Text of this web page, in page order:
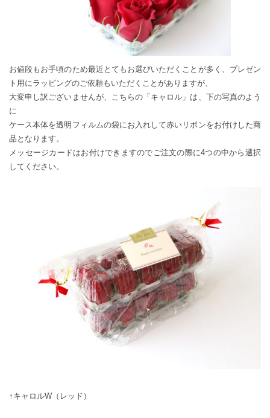
お値段もお手頃のため最近とてもお選びいただくことが多く、プレゼン
ト用にラッピングのご依頼もいただくことがありますが、
大変申し訳ございませんが、こちらの「キャロル」は、下の写真のよう
に
ケース本体を透明フィルムの袋にお入れして赤いリボンをお付けした商
品となります。
メッセージカードはお付けできますのでご注文の際に4つの中から選択
してください。
↑ キャロルW（レッド）